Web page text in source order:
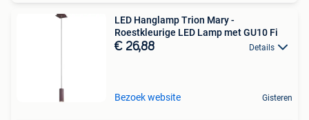
LED Hanglamp Trion Mary -
Roestkleurige LED Lamp met GU10 Fi
€ 26,88 Details
Bezoek website Gisteren